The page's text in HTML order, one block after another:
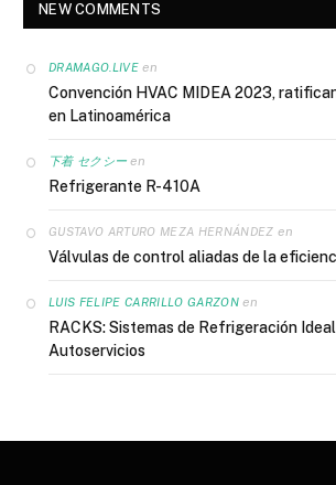
NEW COMMENTS
DRAMAGO.LIVEen
Convención HVAC MIDEA 2023,
en Latinoamérica
下着 セクシー en
Refrigerante R-410A
GUSTAVO ARTURO MEZA HERNÁNDEZ en
Válvulas de control aliadas de la
LUIS FELIPE CARRILLO GARZONen
RACKS: Sistemas de Refrigeración
Autoservicios